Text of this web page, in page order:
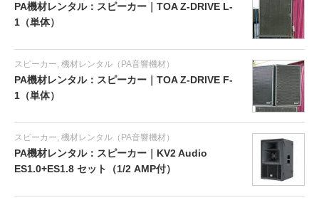
PA機材レンタル：スピーカー｜TOA Z-DRIVE L-
1（単体）
スピーカー, 機材レンタル（PA音響機材）
PA機材レンタル：スピーカー｜TOA Z-DRIVE F-
1（単体）
スピーカー, 機材レンタル（PA音響機材）
PA機材レンタル：スピーカー｜KV2 Audio
ES1.0+ES1.8 セット（1/2 AMP付）